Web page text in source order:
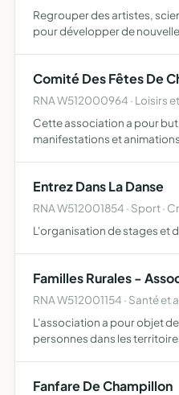
Regrouper des artistes,
pour développer de
interdisciplina…
Comité Des Fêtes De
RNA W512000964 · Loisirs
Cette association a pour
manifestations et animations
Entrez Dans La Danse
RNA W512001854 · Sport ·
L'organisation de stages et
Familles Rurales -
RNA W512001154 · Santé et
L'association a pour objet
personnes dans les
Fanfare De Champillon